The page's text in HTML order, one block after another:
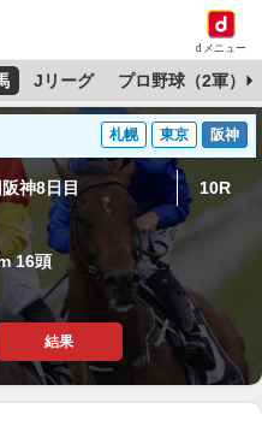
dメニュー
Jリーグ プロ野球（2軍）
札幌 東京 阪神
神8日目 10R
16頭
結果